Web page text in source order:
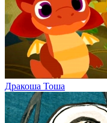
Дракоша Тоша